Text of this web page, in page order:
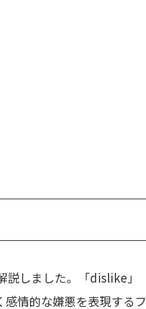
説しました。「dislike」
情的な嫌悪を表現するフ